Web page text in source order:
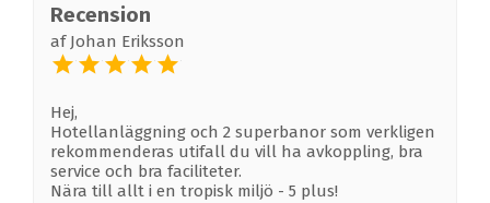
Recension
af Johan Eriksson
Hej,
Hotellanläggning och 2 superbanor som verkligen
rekommenderas utifall du vill ha avkoppling, bra
service och bra faciliteter.
Nära till allt i en tropisk miljö - 5 plus!